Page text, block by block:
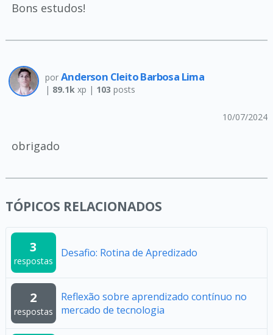
Bons estudos!
por Anderson Cleito Barbosa Lima
| 89.1kxp | 103 posts
10/07/2024
obrigado
TÓPICOS RELACIONADOS
3
respostas
Desafio: Rotina de Apredizado
2
respostas
Reflexão sobre aprendizado contínuo no
mercado de tecnologia